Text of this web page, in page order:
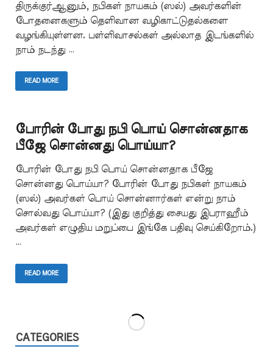
திருக்குர்ஆனும், நபிகள் நாயகம் (ஸல்) அவர்களின்
போதனைகளும் தெளிவான வழிகாட்டுதல்களை
வழங்கியுள்ளன. பள்ளிவாசல்கள் அல்லாத இடங்களில்
நாம் நடந்து …
READ MORE
போரின் போது நபி பொய் சொன்னதாக
பீஜே சொன்னது பொய்யா?
போரின் போது நபி பொய் சொன்னதாக பீஜே
சொன்னது பொய்யா? போரின் போது நபிகள் நாயகம்
(ஸல்) அவர்கள் பொய் சொன்னார்கள் என்று நாம்
சொல்வது பொய்யா? (இது குறித்து சையது இபராஹீம்
அவர்கள் எழுதிய மறுப்பை இங்கே பதிவு செய்கிறோம்.)
…
READ MORE
CATEGORIES